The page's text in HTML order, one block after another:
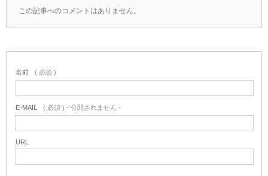
この記事へのコメントはありません。
名前 ( 必須 )
E-MAIL ( 必須 ) - 公開されません -
URL